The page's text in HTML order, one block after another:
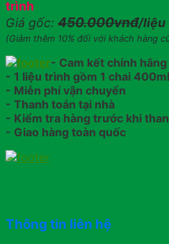
trình
Giá gốc: 450.000vnđ/liệu
(Giảm thêm 10% đối với khách hàng
- Cam kết chính hãng
- 1 liệu trình gồm 1 chai 400ml
- Miễn phí vận chuyển
- Thanh toán tại nhà
- Kiểm tra hàng trước khi
- Giao hàng toàn quốc
Thông tin liên hệ